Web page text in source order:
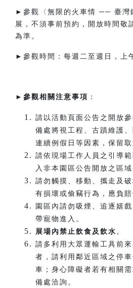
►參觀〈無限的火車情 ── 臺灣
展，不須事前預約，開放時間敬
為準。
►參觀時間：每週二至週日，上
► 參觀相關注意事項 ：
請以活動頁面公告之開放
備處將視工程、古蹟維護
連續例假日等因素，保留
請依現場工作人員之引導
入非本園區公告開放之區域
請勿觸摸、移動、攜走及
有損壞或偷竊行為，應負
園區內請勿吸煙、追逐嬉
帶寵物進入。
展場內禁止飲食及飲水 。
請多利用大眾運輸工具前
者，請利用鄰近區域之停
車；身心障礙者若有相關
備處洽詢。